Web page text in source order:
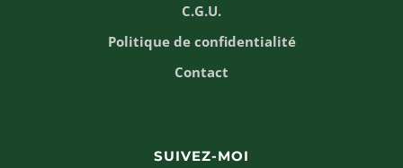
C.G.U.
Politique de confidentialité
Contact
SUIVEZ-MOI